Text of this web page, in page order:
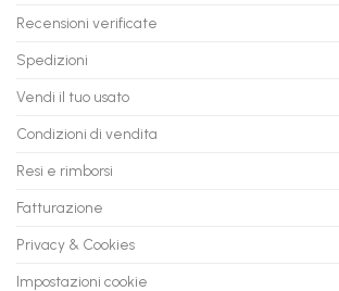
Recensioni verificate
Spedizioni
Vendi il tuo usato
Condizioni di vendita
Resi e rimborsi
Fatturazione
Privacy & Cookies
Impostazioni cookie